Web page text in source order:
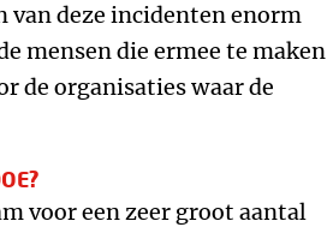
van deze incidenten enorm
mensen die ermee te maken
de organisaties waar de
voor een zeer groot aantal